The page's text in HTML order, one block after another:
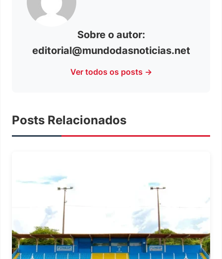
Sobre o autor:
editorial@mundodasnoticias.net
Ver todos os posts →
Posts Relacionados